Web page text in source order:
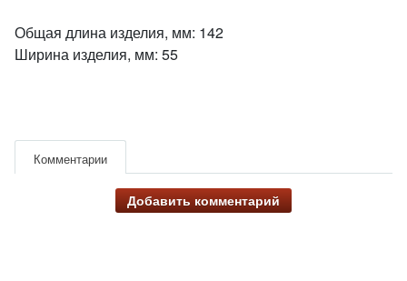
Общая длина изделия, мм: 142
Ширина изделия, мм: 55
Комментарии
Добавить комментарий